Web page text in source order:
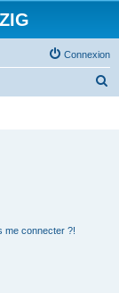
Connexion
me connecter ?!